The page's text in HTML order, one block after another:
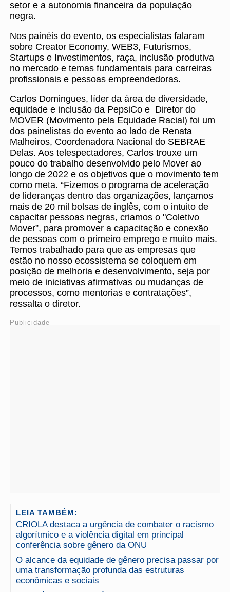
setor e a autonomia financeira da população
negra.
Nos painéis do evento, os especialistas falaram
sobre Creator Economy, WEB3, Futurismos,
Startups e Investimentos, raça, inclusão produtiva
no mercado e temas fundamentais para carreiras
profissionais e pessoas empreendedoras.
Carlos Domingues, líder da área de diversidade,
equidade e inclusão da PepsiCo e Diretor do
MOVER (Movimento pela Equidade Racial) foi um
dos painelistas do evento ao lado de Renata
Malheiros, Coordenadora Nacional do SEBRAE
Delas. Aos telespectadores, Carlos trouxe um
pouco do trabalho desenvolvido pelo Mover ao
longo de 2022 e os objetivos que o movimento tem
como meta. “Fizemos o programa de aceleração
de lideranças dentro das organizações, lançamos
mais de 20 mil bolsas de inglês, com o intuito de
capacitar pessoas negras, criamos o "Coletivo
Mover”, para promover a capacitação e conexão
de pessoas com o primeiro emprego e muito mais.
Temos trabalhado para que as empresas que
estão no nosso ecossistema se coloquem em
posição de melhoria e desenvolvimento, seja por
meio de iniciativas afirmativas ou mudanças de
processos, como mentorias e contratações”,
ressalta o diretor.
Publicidade
LEIA TAMBÉM:
CRIOLA destaca a urgência de combater o racismo
algorítmico e a violência digital em principal
conferência sobre gênero da ONU
O alcance da equidade de gênero precisa passar por
uma transformação profunda das estruturas
econômicas e sociais